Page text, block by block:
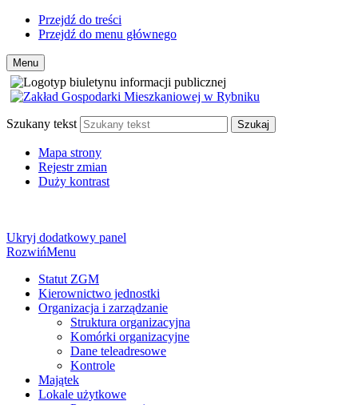
Przejdź do treści
Przejdź do menu głównego
Menu
Szukany tekst Szukaj
Mapa strony
Rejestr zmian
Duży kontrast
Ukryj dodatkowy panel
RozwińMenu
Statut ZGM
Kierownictwo jednostki
Organizacja i zarządzanie
Struktura organizacyjna
Komórki organizacyjne
Dane teleadresowe
Kontrole
Majątek
Lokale użytkowe